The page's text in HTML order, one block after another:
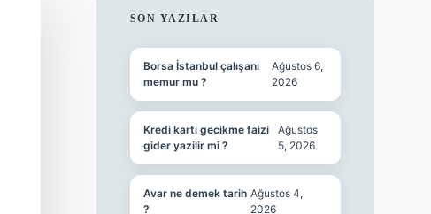
SIDEBAR
SON YAZILAR
Borsa İstanbul çalışanı
memur mu ?
Ağustos 6,
2026
Kredi kartı gecikme faizi
gider yazilir mi ?
Ağustos
5, 2026
Avar ne demek tarih
?
Ağustos 4,
2026